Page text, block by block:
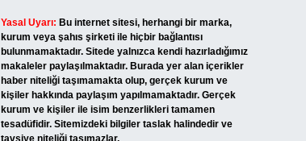
Yasal Uyarı: Bu internet sitesi, herhangi bir marka,
kurum veya şahıs şirketi ile hiçbir bağlantısı
bulunmamaktadır. Sitede yalnızca kendi hazırladığımız
makaleler paylaşılmaktadır. Burada yer alan içerikler
haber niteliği taşımamakta olup, gerçek kurum ve
kişiler hakkında paylaşım yapılmamaktadır. Gerçek
kurum ve kişiler ile isim benzerlikleri tamamen
tesadüfidir. Sitemizdeki bilgiler taslak halindedir ve
tavsiye niteliği taşımazlar.